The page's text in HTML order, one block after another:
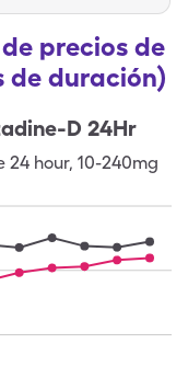
precios de
de duración)
D 24Hr
24 hour, 10-240mg